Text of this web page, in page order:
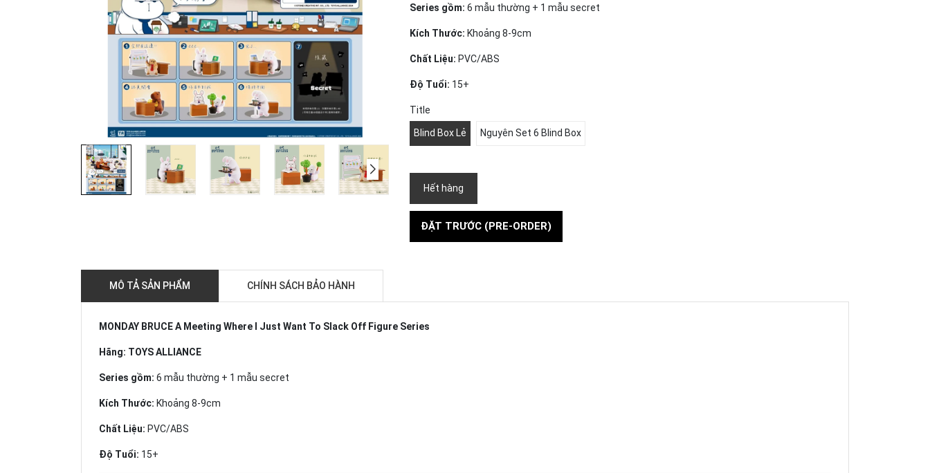
Series gồm: 6 mẫu thường + 1 mẫu secret
Kích Thước: Khoảng 8-9cm
Chất Liệu: PVC/ABS
Độ Tuổi: 15+
Title
Blind Box Lẻ Nguyên Set 6 Blind Box
Hết hàng
ĐẶT TRƯỚC (PRE-ORDER)
MÔ TẢ SẢN PHẨM CHÍNH SÁCH BẢO HÀNH
MONDAY BRUCE A Meeting Where I Just Want To Slack Off Figure Series
Hãng: TOYS ALLIANCE
Series gồm: 6 mẫu thường + 1 mẫu secret
Kích Thước: Khoảng 8-9cm
Chất Liệu: PVC/ABS
Độ Tuổi: 15+